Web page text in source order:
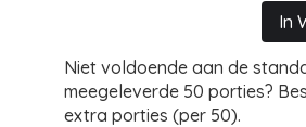
In
Niet voldoende aan de
meegeleverde 50 porties?
extra porties (per 50).